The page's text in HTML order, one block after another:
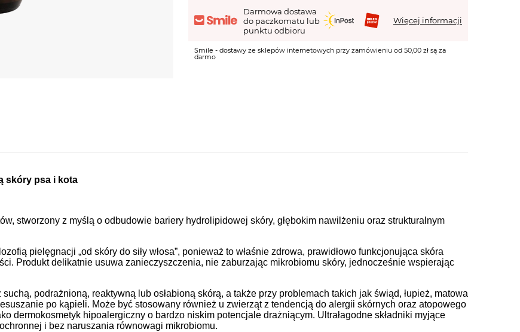
Darmowa dostawa
do paczkomatu lub
punktu odbioru
Więcej informacji
Smile - dostawy ze sklepów internetowych przy zamówieniu od 50,00 zł są za
darmo
skóry psa i kota
stworzony z myślą o odbudowie bariery hydrolipidowej skóry, głębokim nawilżeniu oraz strukturalnym
pielęgnacji „od skóry do siły włosa”, ponieważ to właśnie zdrowa, prawidłowo funkcjonująca skóra
Produkt delikatnie usuwa zanieczyszczenia, nie zaburzając mikrobiomu skóry, jednocześnie wspierając
podrażnioną, reaktywną lub osłabioną skórą, a także przy problemach takich jak świąd, łupież, matowa
po kąpieli. Może być stosowany również u zwierząt z tendencją do alergii skórnych oraz atopowego
dermokosmetyk hipoalergiczny o bardzo niskim potencjale drażniącym. Ultrałagodne składniki myjące
i bez naruszania równowagi mikrobiomu.